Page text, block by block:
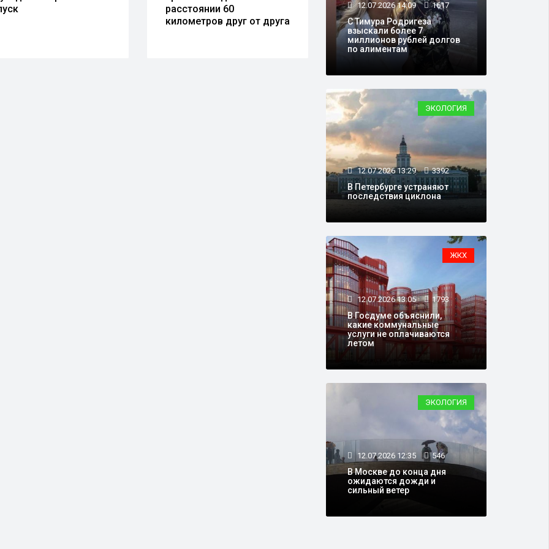
расстоянии 60
километров друг от друга
математике решил
пересдать экзамен
12.07.2026 14:09 1617
С Тимура Родригеза
взыскали более 7
миллионов рублей долгов
по алиментам
ЭКОЛОГИЯ
12.07.2026 13:29 3392
В Петербурге устраняют
последствия циклона
ЖКХ
12.07.2026 13:05 1793
В Госдуме объяснили,
какие коммунальные
услуги не оплачиваются
летом
ЭКОЛОГИЯ
12.07.2026 12:35 546
В Москве до конца дня
ожидаются дожди и
сильный ветер